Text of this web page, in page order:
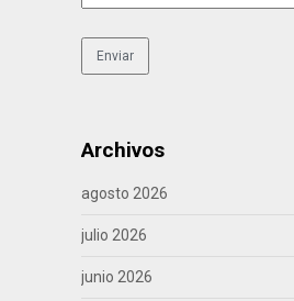
Archivos
agosto 2026
julio 2026
junio 2026